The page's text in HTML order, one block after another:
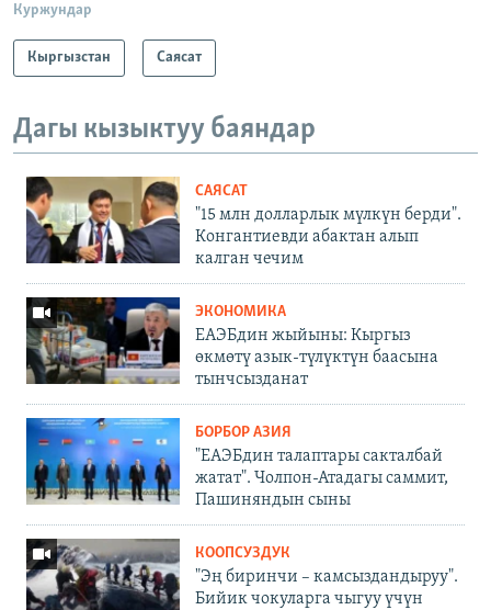
Куржундар
Кыргызстан Саясат
Дагы кызыктуу баяндар
САЯСАТ
"15 млн долларлык мүлкүн берди".
Конгантиевди абактан алып
калган чечим
ЭКОНОМИКА
ЕАЭБдин жыйыны: Кыргыз
өкмөтү азык-түлүктүн баасына
тынчсызданат
БОРБОР АЗИЯ
"ЕАЭБдин талаптары сакталбай
жатат". Чолпон-Атадагы саммит,
Пашиняндын сыны
КООПСУЗДУК
"Эң биринчи – камсыздандыруу".
Бийик чокуларга чыгуу үчүн